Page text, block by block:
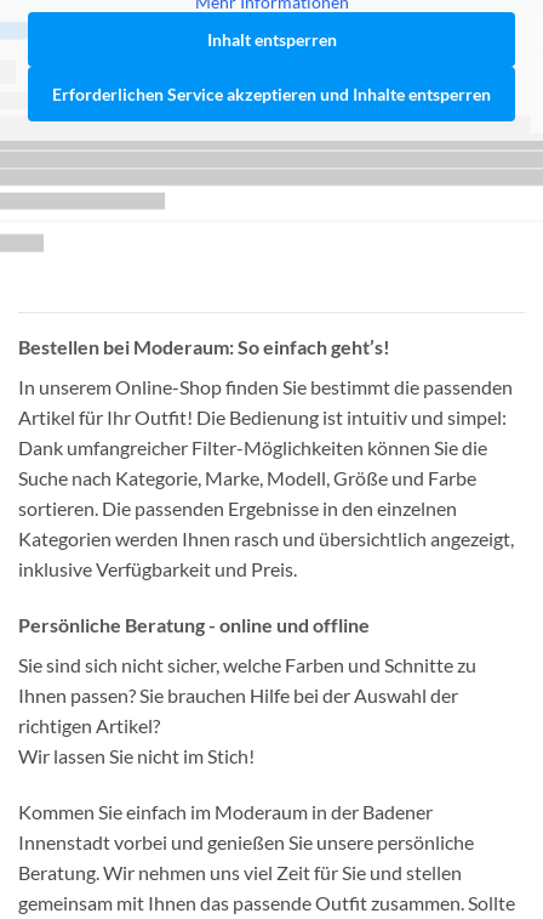
Inhalt entsperren
Erforderlichen Service akzeptieren und Inhalte entsperren
Bestellen bei Moderaum: So einfach geht’s!
In unserem Online-Shop finden Sie bestimmt die passenden
Artikel für Ihr Outfit! Die Bedienung ist intuitiv und simpel:
Dank umfangreicher Filter-Möglichkeiten können Sie die
Suche nach Kategorie, Marke, Modell, Größe und Farbe
sortieren. Die passenden Ergebnisse in den einzelnen
Kategorien werden Ihnen rasch und übersichtlich angezeigt,
inklusive Verfügbarkeit und Preis.
Persönliche Beratung - online und offline
Sie sind sich nicht sicher, welche Farben und Schnitte zu
Ihnen passen? Sie brauchen Hilfe bei der Auswahl der
richtigen Artikel?
Wir lassen Sie nicht im Stich!
Kommen Sie einfach im Moderaum in der Badener
Innenstadt vorbei und genießen Sie unsere persönliche
Beratung. Wir nehmen uns viel Zeit für Sie und stellen
gemeinsam mit Ihnen das passende Outfit zusammen. Sollte